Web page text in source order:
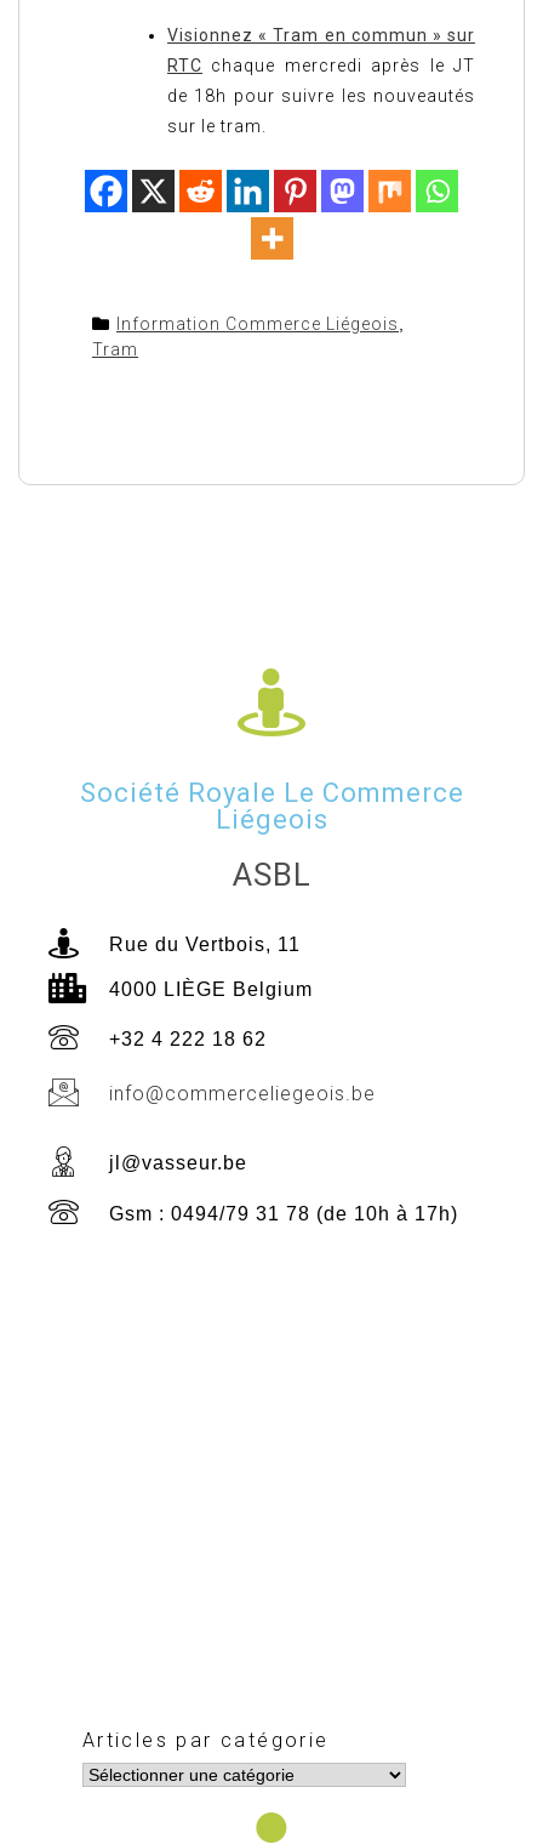
Visionnez « Tram en commun » sur
RTC chaque mercredi après le JT
de 18h pour suivre les nouveautés
sur le tram.
Information Commerce Liégeois
Tram
Société Royale Le Commerce
Liégeois
ASBL
Rue du Vertbois, 11
4000 LIÈGE Belgium
+32 4 222 18 62
info@commerceliegeois.be
jl@vasseur.be
Gsm : 0494/79 31 78 (de 10h à 17h)
Articles par catégorie